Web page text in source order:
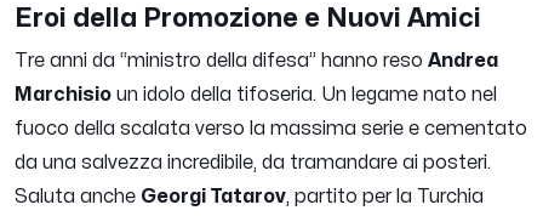
Eroi della Promozione e Nuovi Amici
Tre anni da “ministro della difesa” hanno reso Andrea
Marchisio un idolo della tifoseria. Un legame nato nel
fuoco della scalata verso la massima serie e cementato
da una salvezza incredibile, da tramandare ai posteri.
Saluta anche Georgi Tatarov, partito per la Turchia